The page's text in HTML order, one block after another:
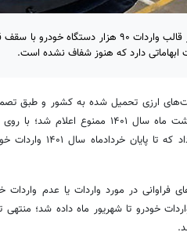
ابهاماتی دارد که هنوز شفاف نشده است.
محدودیت‌های ارزی تحمیل شده به کشور و طبق
اقتصادی سران قوا، واردات خودرو تا ۳۱ اردیبهشت
(سال گذشته) وعده داد
در مورد واردات یا عدم واردات